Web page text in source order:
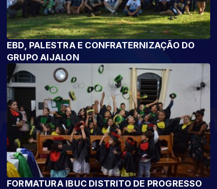
EBD, PALESTRA E CONFRATERNIZAÇÃO DO
GRUPO AIJALON
FORMATURA IBUC DISTRITO DE PROGRESSO